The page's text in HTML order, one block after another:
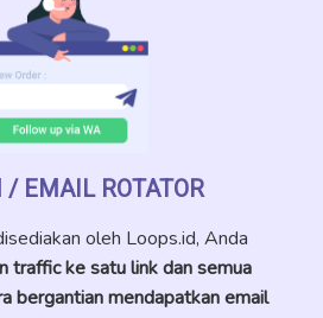
/ EMAIL ROTATOR
oleh Loops.id, Anda
traffic ke satu link dan semua
bergantian mendapatkan email